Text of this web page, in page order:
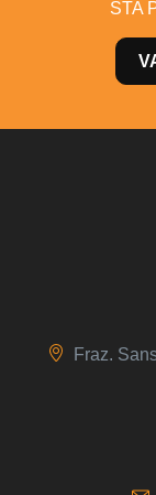
STA
Fraz.